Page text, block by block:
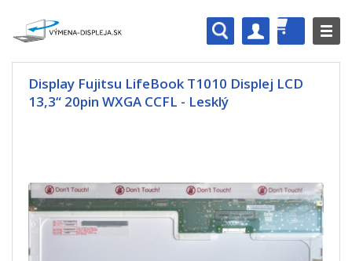
Display Fujitsu LifeBook T1010 Displej LCD
13,3“ 20pin WXGA CCFL - Lesklý